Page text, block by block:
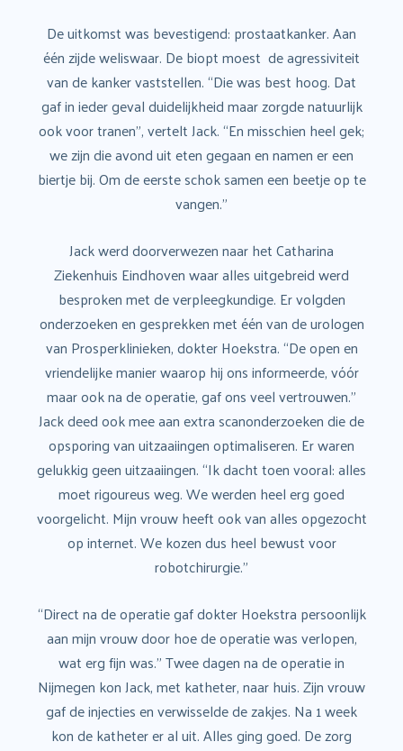
De uitkomst was bevestigend: prostaatkanker. Aan
één zijde weliswaar. De biopt moest de agressiviteit
van de kanker vaststellen. “Die was best hoog. Dat
gaf in ieder geval duidelijkheid maar zorgde natuurlijk
ook voor tranen”, vertelt Jack. “En misschien heel gek;
we zijn die avond uit eten gegaan en namen er een
biertje bij. Om de eerste schok samen een beetje op te
vangen.”
Jack werd doorverwezen naar het Catharina
Ziekenhuis Eindhoven waar alles uitgebreid werd
besproken met de verpleegkundige. Er volgden
onderzoeken en gesprekken met één van de urologen
van Prosperklinieken, dokter Hoekstra. “De open en
vriendelijke manier waarop hij ons informeerde, vóór
maar ook na de operatie, gaf ons veel vertrouwen.”
Jack deed ook mee aan extra scanonderzoeken die de
opsporing van uitzaaiingen optimaliseren. Er waren
gelukkig geen uitzaaiingen. “Ik dacht toen vooral: alles
moet rigoureus weg. We werden heel erg goed
voorgelicht. Mijn vrouw heeft ook van alles opgezocht
op internet. We kozen dus heel bewust voor
robotchirurgie.”
“Direct na de operatie gaf dokter Hoekstra persoonlijk
aan mijn vrouw door hoe de operatie was verlopen,
wat erg fijn was.” Twee dagen na de operatie in
Nijmegen kon Jack, met katheter, naar huis. Zijn vrouw
gaf de injecties en verwisselde de zakjes. Na 1 week
kon de katheter er al uit. Alles ging goed. De zorg